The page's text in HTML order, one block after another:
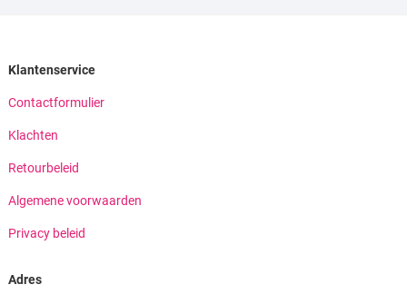
Klantenservice
Contactformulier
Klachten
Retourbeleid
Algemene voorwaarden
Privacy beleid
Adres